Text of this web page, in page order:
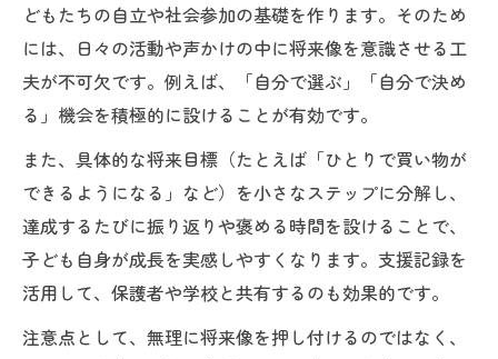
どもたちの自立や社会参加の基礎を作ります。そのため
には、日々の活動や声かけの中に将来像を意識させる工
夫が不可欠です。例えば、「自分で選ぶ」「自分で決め
る」機会を積極的に設けることが有効です。
また、具体的な将来目標（たとえば「ひとりで買い物が
できるようになる」など）を小さなステップに分解し、
達成するたびに振り返りや褒める時間を設けることで、
子ども自身が成長を実感しやすくなります。支援記録を
活用して、保護者や学校と共有するのも効果的です。
注意点として、無理に将来像を押し付けるのではなく、